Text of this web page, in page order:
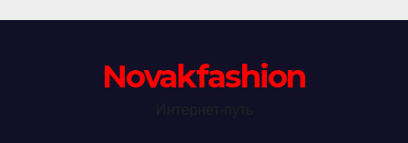
Novakfashion